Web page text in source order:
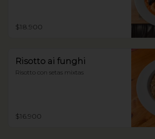
$18.900
Risotto ai funghi
Risotto con setas mixtas
$16.900